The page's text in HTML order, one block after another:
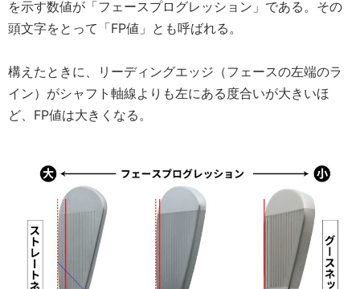
を示す数値が「フェースプログレッション」である。その
頭文字をとって「FP値」とも呼ばれる。
構えたときに、リーディングエッジ（フェースの左端のラ
イン）がシャフト軸線よりも左にある度合いが大きいほ
ど、FP値は大きくなる。